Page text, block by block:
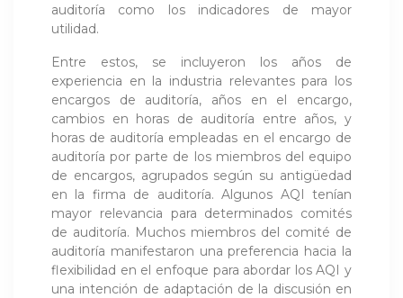
auditoría como los indicadores de mayor
utilidad.
Entre estos, se incluyeron los años de
experiencia en la industria relevantes para los
encargos de auditoría, años en el encargo,
cambios en horas de auditoría entre años, y
horas de auditoría empleadas en el encargo de
auditoría por parte de los miembros del equipo
de encargos, agrupados según su antigüedad
en la firma de auditoría. Algunos AQI tenían
mayor relevancia para determinados comités
de auditoría. Muchos miembros del comité de
auditoría manifestaron una preferencia hacia la
flexibilidad en el enfoque para abordar los AQI y
una intención de adaptación de la discusión en